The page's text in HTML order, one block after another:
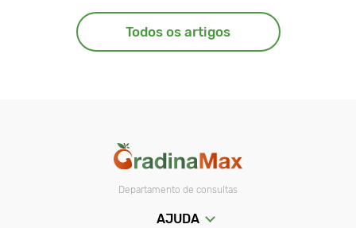
Todos os artigos
Departamento de consultas
AJUDA